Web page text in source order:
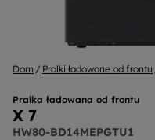
Dom Pralki ładowane od frontu
Pralka ładowana od frontu
X 7
HW80-BD14MEPGTU1